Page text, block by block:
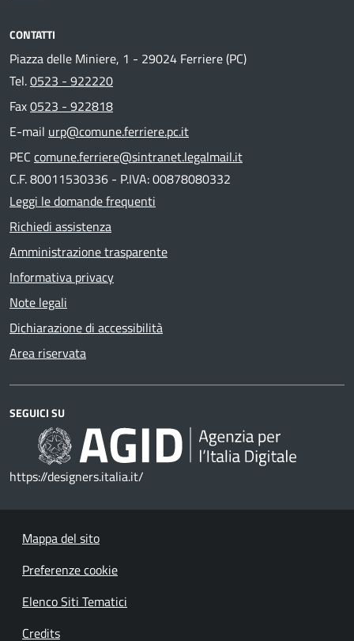
CONTATTI
Piazza delle Miniere, 1 - 29024 Ferriere (PC)
Tel.0523 - 922220
Fax0523 - 922818
E-mail urp@comune.ferriere.pc.it
PEC comune.ferriere@sintranet.legalmail.it
C.F. 80011530336 - P.IVA: 00878080332
Leggi le domande frequenti
Richiedi assistenza
Amministrazione trasparente
Informativa privacy
Note legali
Dichiarazione di accessibilità
Area riservata
SEGUICI SU
https://designers.italia.it/
Mappa del sito
Preferenze cookie
Elenco Siti Tematici
Credits